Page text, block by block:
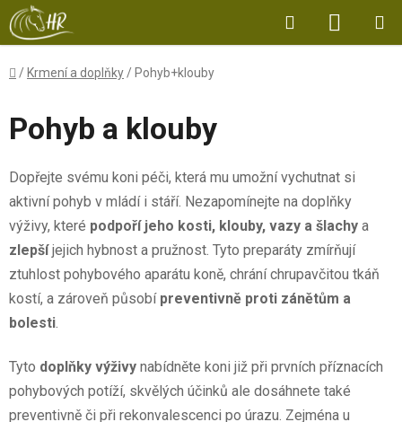
Přejít
na
obsah
Hledat
KOŠÍK
Domů
/ Krmení a doplňky / Pohyb+klouby
Pohyb a klouby
Dopřejte svému koni péči, která mu umožní vychutnat si
aktivní pohyb v mládí i stáří. Nezapomínejte na doplňky
výživy, které podpoří jeho kosti, klouby, vazy a šlachy a
zlepšíjejich hybnost a pružnost. Tyto preparáty zmírňují
ztuhlost pohybového aparátu koně, chrání chrupavčitou tkáň
kostí, a zároveň působí preventivně proti zánětům a
bolesti.
Tyto doplňky výživy nabídněte koni již při prvních příznacích
pohybových potíží, skvělých účinků ale dosáhnete také
preventivně či při rekonvalescenci po úrazu. Zejména u